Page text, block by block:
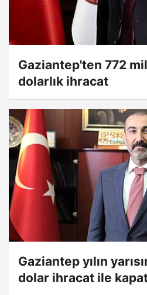
Gaziantep'ten 772
dolarlık ihracat
Gaziantep yılın
dolar ihracat ile